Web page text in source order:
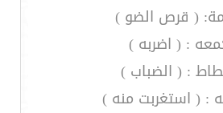
( قرص الضو )
: ( اضربه )
: ( الضباب )
: ( استغربت منه )